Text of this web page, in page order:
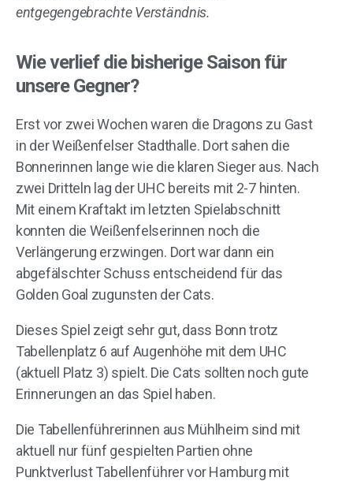
entgegengebrachte Verständnis.
Wie verlief die bisherige Saison für
unsere Gegner?
Erst vor zwei Wochen waren die Dragons zu Gast
in der Weißenfelser Stadthalle. Dort sahen die
Bonnerinnen lange wie die klaren Sieger aus. Nach
zwei Dritteln lag der UHC bereits mit 2-7 hinten.
Mit einem Kraftakt im letzten Spielabschnitt
konnten die Weißenfelserinnen noch die
Verlängerung erzwingen. Dort war dann ein
abgefälschter Schuss entscheidend für das
Golden Goal zugunsten der Cats.
Dieses Spiel zeigt sehr gut, dass Bonn trotz
Tabellenplatz 6 auf Augenhöhe mit dem UHC
(aktuell Platz 3) spielt. Die Cats sollten noch gute
Erinnerungen an das Spiel haben.
Die Tabellenführerinnen aus Mühlheim sind mit
aktuell nur fünf gespielten Partien ohne
Punktverlust Tabellenführer vor Hamburg mit